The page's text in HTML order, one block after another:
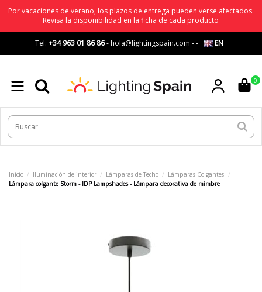
Por vacaciones de verano, los plazos de entrega pueden verse afectados.
Revisa la disponibilidad en la ficha de cada producto
Tel: +34 963 01 86 86-hola@lightingspain.com -- EN
0
Inicio Iluminación de interior Lámparas de Techo
Lámparas Colgantes
Lámpara colgante Storm - IDP Lampshades - Lámpara decorativa de mimbre